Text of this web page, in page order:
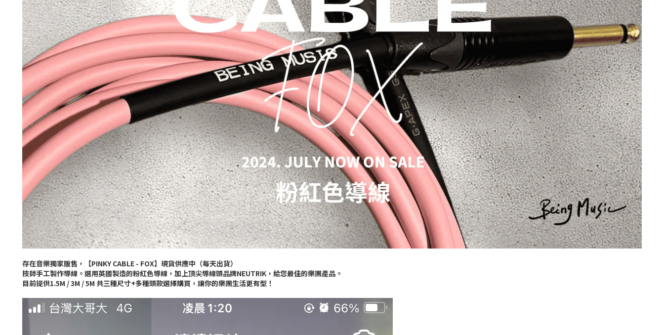
存在音樂獨家販售，【PINKY CABLE - FOX】現貨供應中（每天出貨）
技師手工製作導線。選用英國製造的粉紅色導線，加上頂尖導線頭品牌NEUTRIK，給您最佳的樂團產品。
目前提供1.5M / 3M / 5M 共三種尺寸+多種頭款選擇購買，讓你的樂團生活更有型！